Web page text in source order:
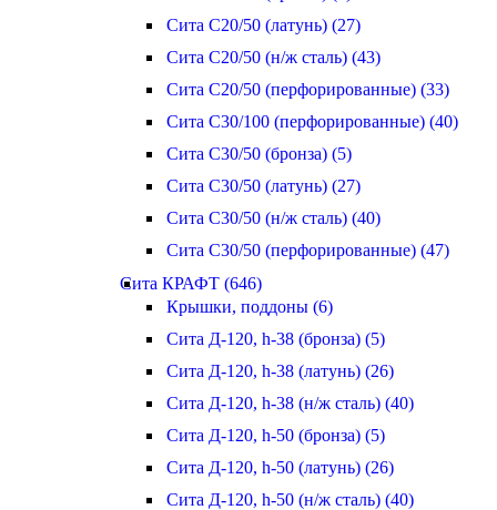
Сита С20/50 (латунь) (27)
Сита С20/50 (н/ж сталь) (43)
Сита С20/50 (перфорированные) (33)
Сита С30/100 (перфорированные) (40)
Сита С30/50 (бронза) (5)
Сита С30/50 (латунь) (27)
Сита С30/50 (н/ж сталь) (40)
Сита С30/50 (перфорированные) (47)
Сита КРАФТ (646)
Крышки, поддоны (6)
Сита Д-120, h-38 (бронза) (5)
Сита Д-120, h-38 (латунь) (26)
Сита Д-120, h-38 (н/ж сталь) (40)
Сита Д-120, h-50 (бронза) (5)
Сита Д-120, h-50 (латунь) (26)
Сита Д-120, h-50 (н/ж сталь) (40)